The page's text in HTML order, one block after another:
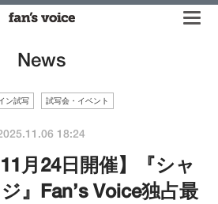
News
ン試写 試写会・イベント
18:24
月24日開催】『シャ
』Fan’s Voice独占最